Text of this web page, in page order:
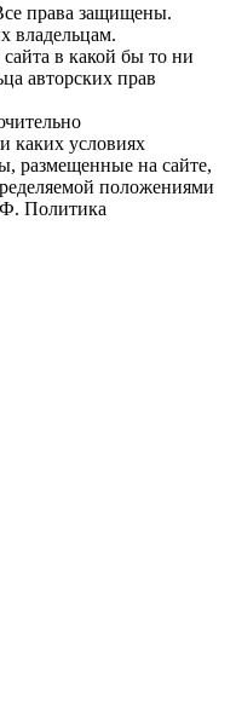
права защищены.
владельцам.
в какой бы то ни
авторских прав
каких условиях
размещенные на сайте,
положениями
Политика